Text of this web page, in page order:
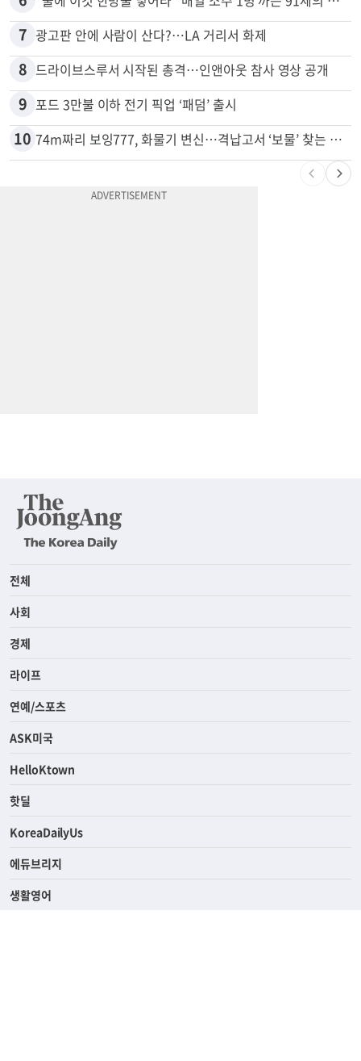
5 잠수 중 공기 끊었다? 랍스터 자리 다툼이 살인미수 사건으로
6
7 광고판 안에 사람이 산다?…LA 거리서 화제
8 드라이브스루서 시작된 총격…인앤아웃 참사 영상 공개
9 포드 3만불 이하 전기 픽업 ‘패덤’ 출시
74m짜리 보잉777, 화물기 변신…격납고서 ‘보물’ 찾는 인천공항
전체
사회
경제
라이프
연예/스포츠
ASK미국
HelloKtown
핫딜
KoreaDailyUs
에듀브리지